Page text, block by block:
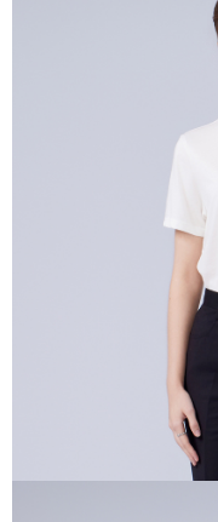
ATM／網路銀行／等多元方
※ 請注意：結帳手續完成當
購買商品的店家。未經商家
※ 交易是否成功請以「
是否繳費成功／繳費後需取
https://
１．透過由恩沛科技股份有
易，需依本服務之必要範圍
權轉讓予恩沛科技股份有限公
２．關於個人資料處理事宜
https://aftee.tw/terms/#terms3
３．未成年的使用者請事先
「AFTEE先享後付」，若未
４．使用「AFTEE先享後付
時審查核予不同之上限額度
請求用戶進行身份認證。
５．嚴禁一人註冊多個帳號
恩沛科技股份有限公司將有